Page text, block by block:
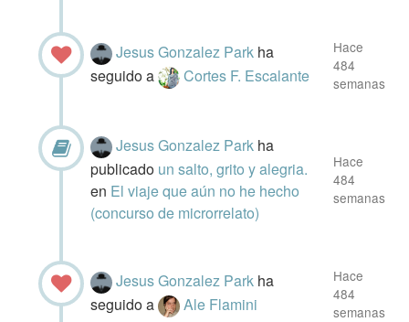
Jesus Gonzalez Park ha
seguido a
Cortes F. Escalante
Hace
484
semanas
Jesus Gonzalez Park ha
publicado un salto, grito y alegria.
en El viaje que aún no he hecho
(concurso de microrrelato)
Hace
484
semanas
Jesus Gonzalez Park ha
seguido a
Ale Flamini
Hace
484
semanas